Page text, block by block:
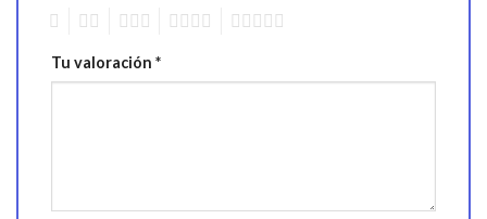
Tu valoración *